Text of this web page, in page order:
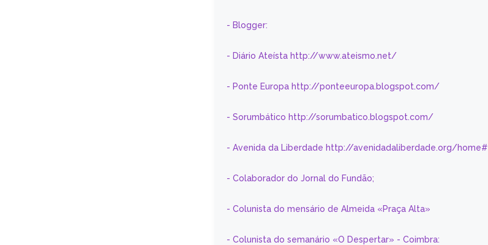
- Blogger:
- Diário Ateísta http://www.ateismo.net/
- Ponte Europa http://ponteeuropa.blogspot.com/
- Sorumbático http://sorumbatico.blogspot.com/
- Avenida da Liberdade http://avenidadaliberdade.org/home#
- Colaborador do Jornal do Fundão;
- Colunista do mensário de Almeida «Praça Alta»
- Colunista do semanário «O Despertar» - Coimbra: